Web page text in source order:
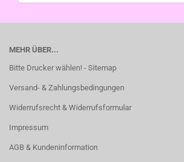
MEHR ÜBER...
Bitte Drucker wählen! - Sitemap
Versand- & Zahlungsbedingungen
Widerrufsrecht & Widerrufsformular
Impressum
AGB & Kundeninformation